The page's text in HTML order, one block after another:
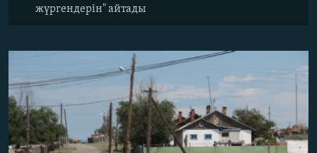
жүргендерін" айтады